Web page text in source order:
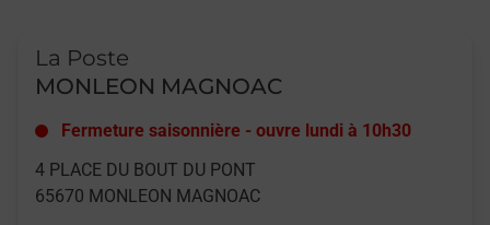
La Poste
MONLEON MAGNOAC
Fermeture saisonnière - ouvre lundi à 10h30
4 PLACE DU BOUT DU PONT
65670 MONLEON MAGNOAC